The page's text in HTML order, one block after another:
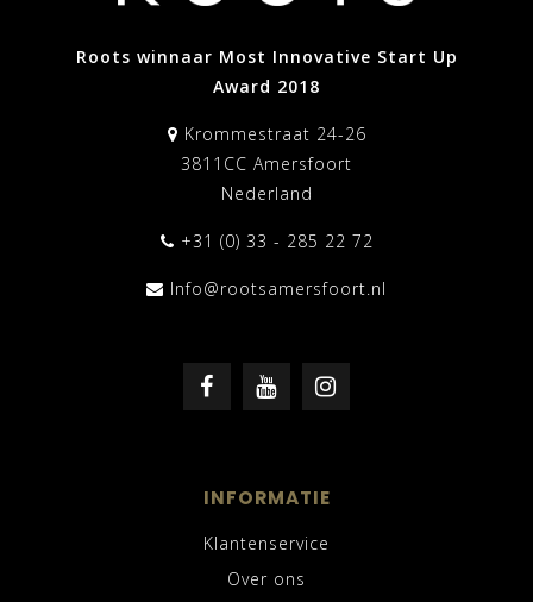
Roots winnaar Most Innovative Start Up
Award 2018
Krommestraat 24-26
3811CC Amersfoort
Nederland
+31 (0) 33 - 285 22 72
Info@rootsamersfoort.nl
INFORMATIE
Klantenservice
Over ons